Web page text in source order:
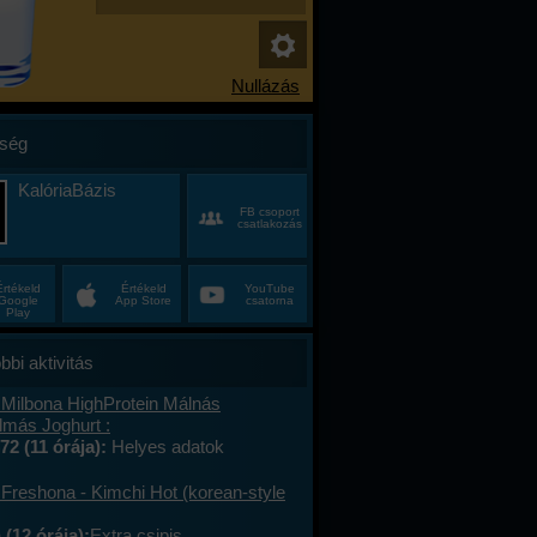
KalóriaBázis
FB csoport
csatlakozás
Play
Értékeld
App Store
YouTube
csatorna
aktivitás
HighProtein Málnás
Joghurt :
(11 órája): Helyes adatok
- Kimchi Hot (korean-style